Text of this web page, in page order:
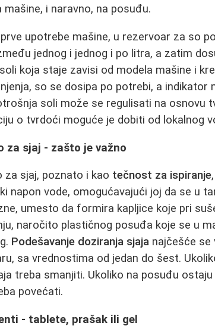
mašine, i naravno, na posuđu.
upotrebe mašine, u rezervoar za so
jednog i jednog i po litra, a zatim
koja staje zavisi od modela mašine i
so se dosipa po potrebi, a
soli može se regulisati na osnovu
o tvrdoći moguće je dobiti od lokalnog
za sjaj - zašto je važno
za sjaj, poznato i kao tečnost za ispiranje
napon vode, omogućavajući joj da se u
umesto da formira kapljice koje pri
naročito plastičnog posuđa koje se u
Podešavanje doziranja sjaja najčešće se
sa vrednostima od jedan do šest.
treba smanjiti. Ukoliko na posuđu
povećati.
- tablete, prašak ili gel